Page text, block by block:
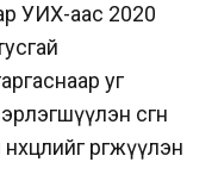
УИХ-аас 2020
уг
өсгөн
өргөжүүлэн